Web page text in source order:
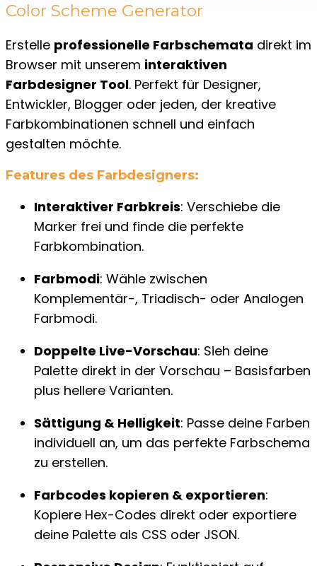
Color Scheme Generator
Erstelle professionelle Farbschemata direkt im
Browser mit unserem interaktiven
Farbdesigner Tool. Perfekt für Designer,
Entwickler, Blogger oder jeden, der kreative
Farbkombinationen schnell und einfach
gestalten möchte.
Features des Farbdesigners:
Interaktiver Farbkreis: Verschiebe die
Marker frei und finde die perfekte
Farbkombination.
Farbmodi: Wähle zwischen
Komplementär-, Triadisch- oder Analogen
Farbmodi.
Doppelte Live-Vorschau: Sieh deine
Palette direkt in der Vorschau – Basisfarben
plus hellere Varianten.
Sättigung & Helligkeit: Passe deine Farben
individuell an, um das perfekte Farbschema
zu erstellen.
Farbcodes kopieren & exportieren:
Kopiere Hex-Codes direkt oder exportiere
deine Palette als CSS oder JSON.